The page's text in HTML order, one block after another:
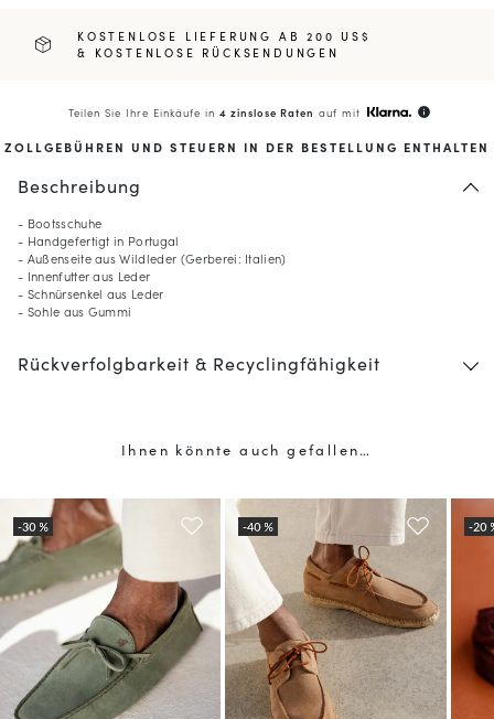
KOSTENLOSE LIEFERUNG AB 200 US$
& KOSTENLOSE RÜCKSENDUNGEN
Teilen Sie Ihre Einkäufe in 4 zinslose Raten auf mit info
ZOLLGEBÜHREN UND STEUERN IN DER BESTELLUNG ENTHALTEN
Beschreibung
- Bootsschuhe
- Handgefertigt in Portugal
- Außenseite aus Wildleder (Gerberei: Italien)
- Innenfutter aus Leder
- Schnürsenkel aus Leder
- Sohle aus Gummi
Rückverfolgbarkeit & Recyclingfähigkeit
Ihnen könnte auch gefallen…